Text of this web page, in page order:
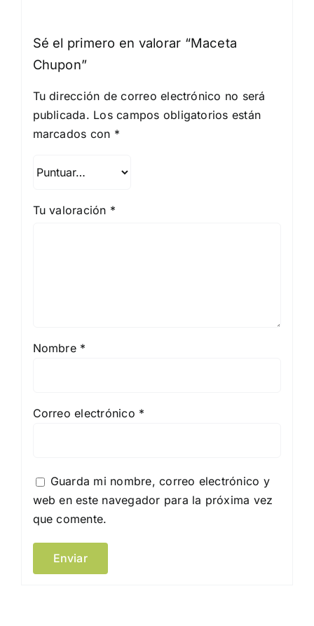
Sé el primero en valorar “Maceta
Chupon”
Tu dirección de correo electrónico no será
publicada. Los campos obligatorios están
marcados con *
Tu valoración *
Nombre *
Correo electrónico *
Guarda mi nombre, correo electrónico y
web en este navegador para la próxima vez
que comente.